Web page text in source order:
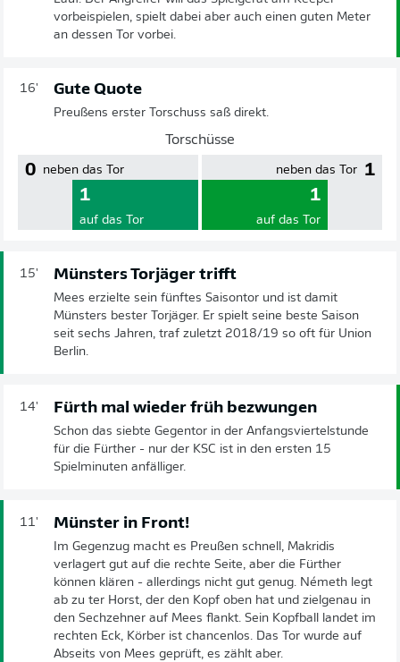
vorbeispielen, spielt dabei aber auch einen guten Meter
an dessen Tor vorbei.
16' Gute Quote
Preußens erster Torschuss saß direkt.
Torschüsse
0 neben das Tor
1
auf das Tor
1
neben das Tor
1
auf das Tor
15' Münsters Torjäger trifft
Mees erzielte sein fünftes Saisontor und ist damit
Münsters bester Torjäger. Er spielt seine beste Saison
seit sechs Jahren, traf zuletzt 2018/19 so oft für Union
Berlin.
14' Fürth mal wieder früh bezwungen
Schon das siebte Gegentor in der Anfangsviertelstunde
für die Fürther - nur der KSC ist in den ersten 15
Spielminuten anfälliger.
11' Münster in Front!
Im Gegenzug macht es Preußen schnell, Makridis
verlagert gut auf die rechte Seite, aber die Fürther
können klären - allerdings nicht gut genug. Németh legt
ab zu ter Horst, der den Kopf oben hat und zielgenau in
den Sechzehner auf Mees flankt. Sein Kopfball landet im
rechten Eck, Körber ist chancenlos. Das Tor wurde auf
Abseits von Mees geprüft, es zählt aber.